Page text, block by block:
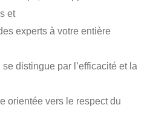
et
experts à votre entière
distingue par l’efficacité et la
orientée vers le respect du